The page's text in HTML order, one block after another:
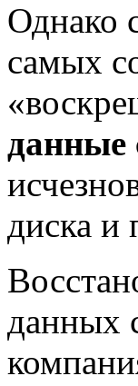
Однако
самых
данные
диска и
данных